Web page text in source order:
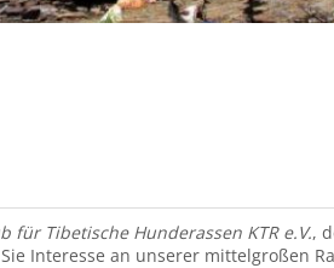
für Tibetische Hunderassen KTR e.V.,
Interesse an unserer mittelgroßen